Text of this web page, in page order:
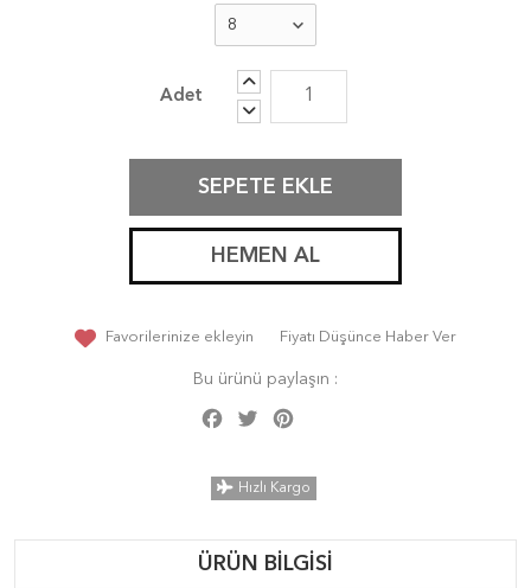
SEPETE EKLE
HEMEN AL
Favorilerinize ekleyin Fiyatı Düşünce Haber Ver
Bu ürünü paylaşın :
Facebook
Twitter
Hızlı Kargo
ÜRÜN BILGISI